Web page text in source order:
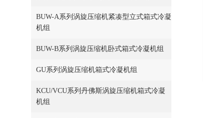
BUW-A系列涡旋压缩机紧凑型立式箱式冷凝
机组
BUW-B系列涡旋压缩机卧式箱式冷凝机组
GU系列涡旋压缩机箱式冷凝机组
KCU/VCU系列丹佛斯涡旋压缩机箱式冷凝
机组